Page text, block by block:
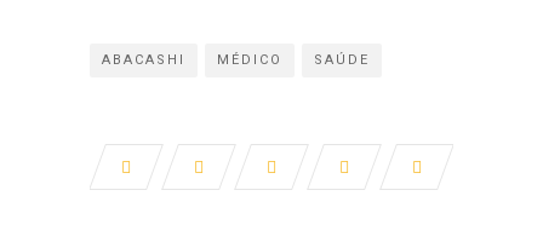
ABACASHI MÉDICO SAÚDE